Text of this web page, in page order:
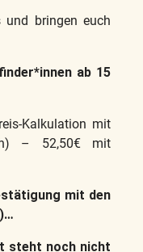
bringen euch
ab 15
Kalkulation mit
– 52,50€ mit
mit den
noch nicht